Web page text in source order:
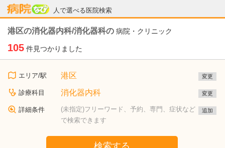
人で選べる医院検索
病院なび
港区の消化器内科/消化器科の 病院・クリニック
105 件見つかりました
エリア/駅 港区 変更
診療科目 消化器内科 変更
詳細条件
(未指定)フリーワード、予約、専門、症状など
で検索できます
追加
検索する